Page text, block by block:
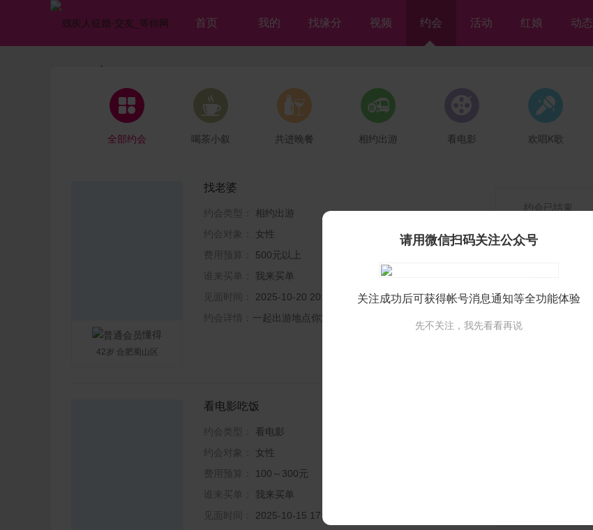
首页 我的 找缘分 视频 约会 活动 红娘 动态

全部约会

喝茶小叙

共进晚餐

相约出游 看电影

欢唱K歌
懂得
42岁 合肥蜀山区
找老婆
约会类型：
相约出游
约会对象：
女性
费用预算：
500元以上
谁来买单：
我来买单
见面时间：
2025-10-20 20:30 星期一
约会详情： 一起出游地点你定，真心找老婆
约会已结束
1007
看电影吃饭
约会类型：
看电影
约会对象：
女性
费用预算：
100～300元
谁来买单：
我来买单
见面时间：
2025-10-15 17:30 星期三
请用微信扫码关注公众号
关注成功后可获得帐号消息通知等全功能体验
先不关注，我先看看再说